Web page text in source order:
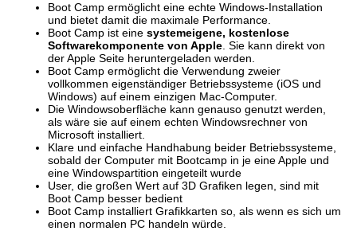
Boot Camp ermöglicht eine echte Windows-Installation
und bietet damit die maximale Performance.
Boot Camp ist eine systemeigene, kostenlose
Softwarekomponente von Apple . Sie kann direkt von
der Apple Seite heruntergeladen werden.
Boot Camp ermöglicht die Verwendung zweier
vollkommen eigenständiger Betriebssysteme (iOS und
Windows) auf einem einzigen Mac-Computer.
Die Windowsoberfläche kann genauso genutzt werden,
als wäre sie auf einem echten Windowsrechner von
Microsoft installiert.
Klare und einfache Handhabung beider Betriebssysteme,
sobald der Computer mit Bootcamp in je eine Apple und
eine Windowspartition eingeteilt wurde
User, die großen Wert auf 3D Grafiken legen, sind mit
Boot Camp besser bedient
Boot Camp installiert Grafikkarten so, als wenn es sich um
einen normalen PC handeln würde.